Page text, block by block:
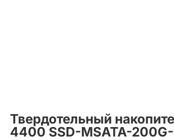
Твердотельный
4400 SSD-MSATA-200G-